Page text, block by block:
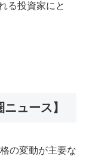
る投資家にと
ュース】
の変動が主要な